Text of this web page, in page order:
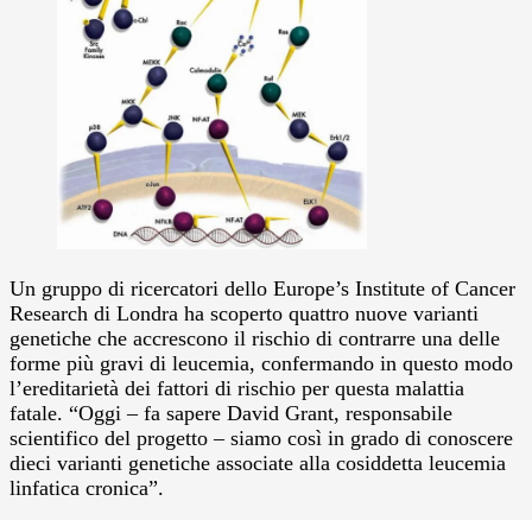
Un gruppo di ricercatori dello Europe’s Institute of Cancer
Research di Londra ha scoperto quattro nuove varianti
genetiche che accrescono il rischio di contrarre una delle
forme più gravi di leucemia, confermando in questo modo
l’ereditarietà dei fattori di rischio per questa malattia
fatale. “Oggi – fa sapere David Grant, responsabile
scientifico del progetto – siamo così in grado di conoscere
dieci varianti genetiche associate alla cosiddetta leucemia
linfatica cronica”.